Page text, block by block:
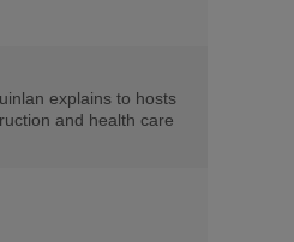
explains to hosts
and health care